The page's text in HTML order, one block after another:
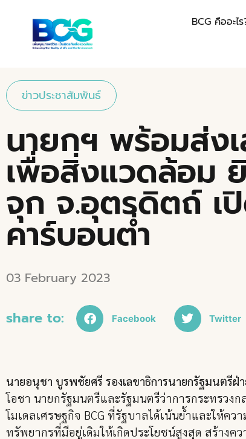
BCG คืออะไร
ข่าวประชาสัมพันธ์
นายกฯ พร้อมส่ง
เพื่อสิ่งแวดล้อม
จุก จ.อุตรดิตถ์ เ
คาร์บอนต่ำ
03 February 2023
share to: Facebook Twitter
นายอนุชา บูรพชัยศรี รองเลขาธิการนายกรัฐมนตรีฝ่า
โอชา นายกรัฐมนตรีและรัฐมนตรีว่าการกระทรวง
โมเดลเศรษฐกิจ BCG ที่รัฐบาลได้เน้นย้ำและให้
ทรัพยากรที่มีอยู่เดิมให้เกิดประโยชน์สูงสุด สร้าง